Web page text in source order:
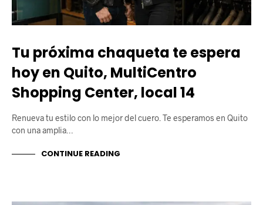
Tu próxima chaqueta te espera
hoy en Quito, MultiCentro
Shopping Center, local 14
Renueva tu estilo con lo mejor del cuero. Te esperamos en Quito
con una amplia…
CONTINUE READING